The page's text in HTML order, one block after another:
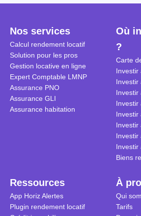
Cependant, il est crucial de
notamment la TVA, afin
d'optimiser cette activité.
la TVA est généralisé pour les
saisonnière dans certaines
conditions. On fait le point dans
cet article.
Nos services
Calcul rendement locatif
Solution pour les pros
Gestion locative en ligne
Expert Comptable LMNP
Assurance PNO
Assurance GLI
Assurance habitation
Où
?
Carte
Investir
Investir
Investir
Investir
Investir
Investir
Investir
Investir
Biens
Ressources
App Horiz Alertes
Plugin rendement locatif
À
Qui
Tarifs